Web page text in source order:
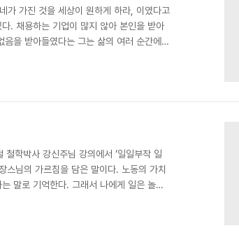
가 가진 것을 세상이 원하게 하라, 이였다고
. 채용하는 기업이 많지 않아 본인을 받아
을 받아들였다는 그는 삶의 여러 순간에서
말하고 싶었던 걸까? 강연에서도 일반론
가 있다. 나는 ..
학박사 강신주님 강의에서 ‘일일부작 일
스님의 가르침을 담은 말이다. 노동의 가치
말로 기억한다. 그래서 나에게 일은 놀기
곧 놀기라고 한다. 존중하지만 본문 내용